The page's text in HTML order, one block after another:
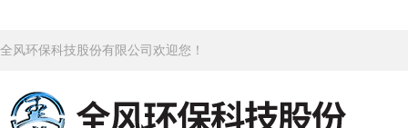
全风环保科技股份有限公司欢迎您！